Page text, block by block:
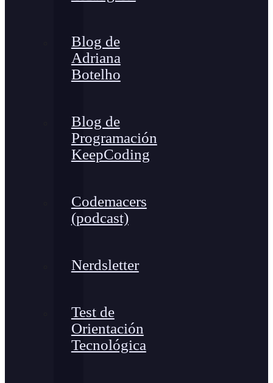
Blog de
Adriana
Botelho
Blog de
Programación
KeepCoding
Codemacers
(podcast)
Nerdsletter
Test de
Orientación
Tecnológica